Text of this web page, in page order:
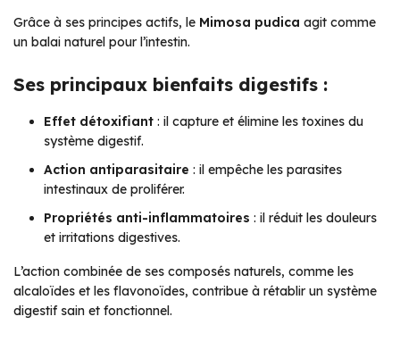
Grâce à ses principes actifs, le Mimosa pudica agit comme
un balai naturel pour l’intestin.
Ses principaux bienfaits digestifs :
Effet détoxifiant : il capture et élimine les toxines du
système digestif.
Action antiparasitaire : il empêche les parasites
intestinaux de proliférer.
Propriétés anti-inflammatoires : il réduit les douleurs
et irritations digestives.
L’action combinée de ses composés naturels, comme les
alcaloïdes et les flavonoïdes, contribue à rétablir un système
digestif sain et fonctionnel.